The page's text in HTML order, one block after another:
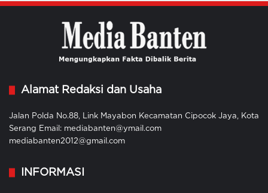
Alamat Redaksi dan Usaha
Jalan Polda No.88, Link Mayabon Kecamatan Cipocok Jaya, Kota
Serang Email: mediabanten@ymail.com
mediabanten2012@gmail.com
INFORMASI